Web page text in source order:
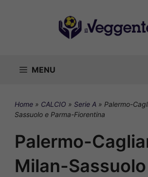
MENU
Home » CALCIO » Serie A » Palermo-
Sassuolo e Parma-Fiorentina
Palermo-
Milan-